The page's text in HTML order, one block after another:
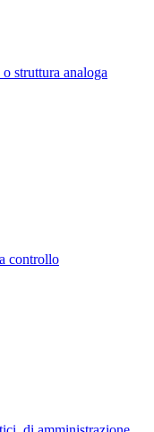
struttura analoga
controllo